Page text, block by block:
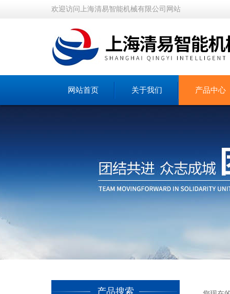
欢迎访问上海清易智能机械有限公司网站
网站首页 关于我们 产品中心
产品搜索